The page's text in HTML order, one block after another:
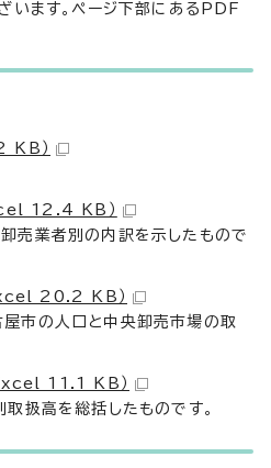
います。ページ下部にあるPDF
KB）
12.4 KB）
売業者別の内訳を示したもので
20.2 KB）
市の人口と中央卸売市場の取
11.1 KB）
取扱高を総括したものです。